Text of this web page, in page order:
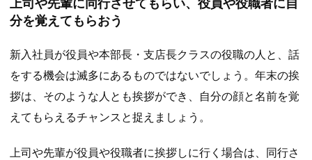
上司や先輩に同行させてもらい、役員や役職者に自
分を覚えてもらおう
新入社員が役員や本部長・支店長クラスの役職の人と、話
をする機会は滅多にあるものではないでしょう。年末の挨
拶は、そのような人とも挨拶ができ、自分の顔と名前を覚
えてもらえるチャンスと捉えましょう。
上司や先輩が役員や役職者に挨拶しに行く場合は、同行さ